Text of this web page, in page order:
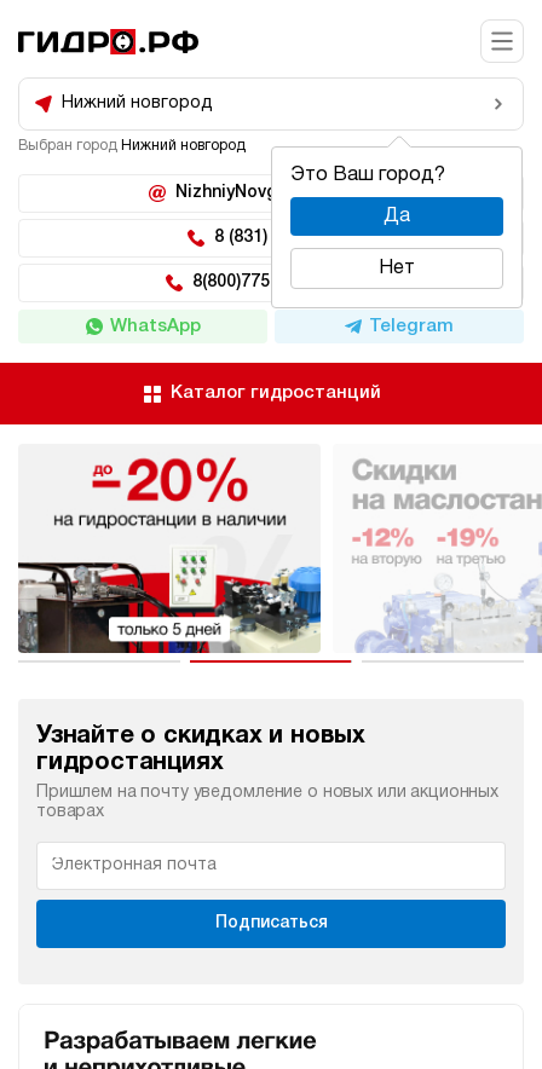
Нижний новгород
Это Ваш город?
Да
Нет
Выбран город Нижний новгород
NizhniyNovgorod@hidro.ru
8 (831) 266-47-71
8(800)775-04-62 доб 5
WhatsApp Telegram
Каталог гидростанций
Узнайте о скидках и новых
гидростанциях
Пришлем на почту уведомление о новых или акционных
товарах
Подписаться